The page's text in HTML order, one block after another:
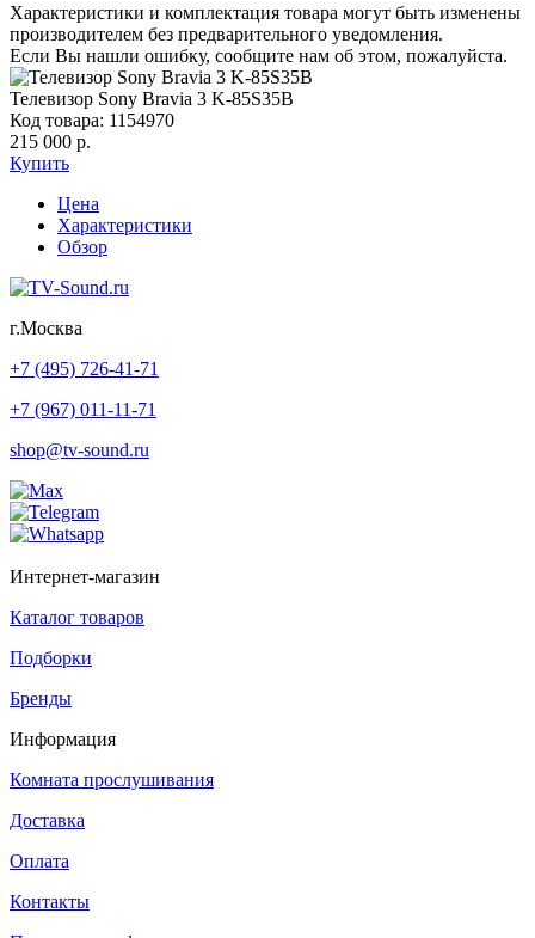
Характеристики и комплектация товара могут быть изменены
производителем без предварительного уведомления.
Если Вы нашли ошибку, сообщите нам об этом, пожалуйста.
Телевизор Sony Bravia 3 K-85S35B
Код товара: 1154970
215 000 р.
Купить
Цена
Характеристики
Обзор
г.Москва
+7 (495) 726-41-71
+7 (967) 011-11-71
shop@tv-sound.ru
Интернет-магазин
Каталог товаров
Подборки
Бренды
Информация
Комната прослушивания
Доставка
Оплата
Контакты